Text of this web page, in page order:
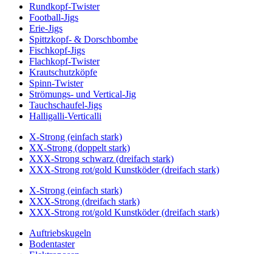
Rundkopf-Twister
Football-Jigs
Erie-Jigs
Spittzkopf- & Dorschbombe
Fischkopf-Jigs
Flachkopf-Twister
Krautschutzköpfe
Spinn-Twister
Strömungs- und Vertical-Jig
Tauchschaufel-Jigs
Halligalli-Verticalli
X-Strong (einfach stark)
XX-Strong (doppelt stark)
XXX-Strong schwarz (dreifach stark)
XXX-Strong rot/gold Kunstköder (dreifach stark)
X-Strong (einfach stark)
XXX-Strong (dreifach stark)
XXX-Strong rot/gold Kunstköder (dreifach stark)
Auftriebskugeln
Bodentaster